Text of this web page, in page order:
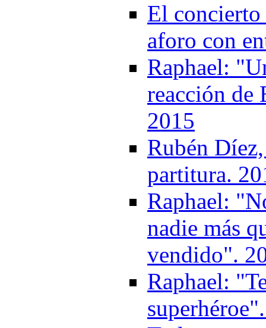
El concierto
aforo con
Raphael:
reacción de
2015
Rubén
partitura.
Raphael:
nadie más
vendido".
Raphael: